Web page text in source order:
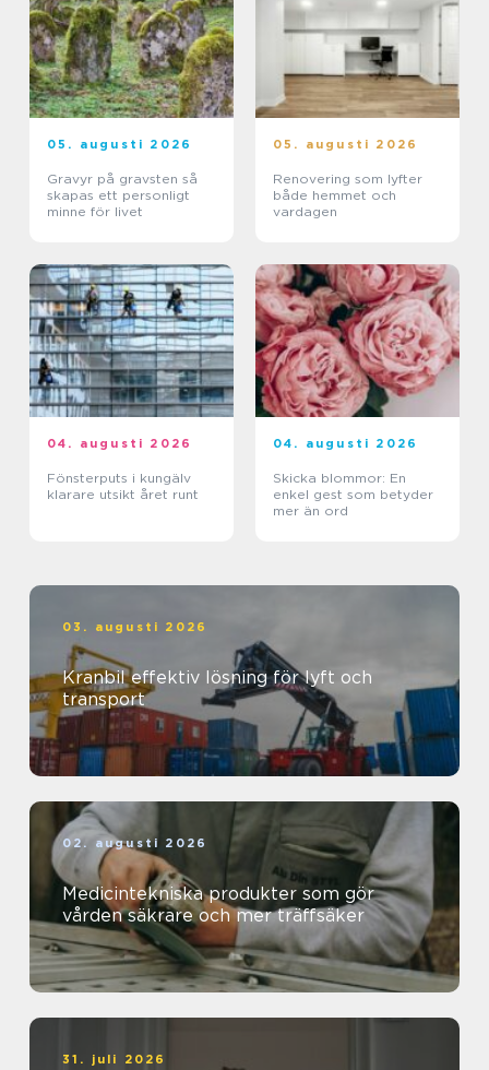
05. augusti 2026
Gravyr på gravsten så
skapas ett personligt
minne för livet
05. augusti 2026
Renovering som lyfter
både hemmet och
vardagen
04. augusti 2026
Fönsterputs i kungälv
klarare utsikt året runt
04. augusti 2026
Skicka blommor: En
enkel gest som betyder
mer än ord
03. augusti 2026
Kranbil effektiv lösning för lyft och
transport
02. augusti 2026
Medicintekniska produkter som gör
vården säkrare och mer träffsäker
31. juli 2026